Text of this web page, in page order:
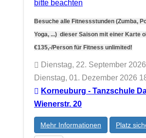
bitte beachten
Besuche alle Fitnessstunden (Zumba,
Yoga, ...) dieser Saison mit einer Karte
€135,-/Person für Fitness unlimited!
Dienstag, 22. September
Dienstag, 01. Dezember 2026
Korneuburg - Tanzschule
Wienerstr. 20
Mehr Informationen Platz